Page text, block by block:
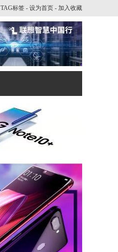
TAG标签 - 设为首页 - 加入收藏